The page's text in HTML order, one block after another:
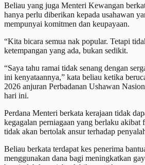
Beliau yang juga Menteri Kewangan
hanya perlu diberikan kepada usahawan
mempunyai komitmen dan keupayaan.
“Kita bicara semua nak popular. Tetapi
ketempangan yang ada, bukan sedikit.
“Saya tahu ramai tidak senang dengan
ini kenyataannya,” kata beliau ketika
2026 anjuran Perbadanan Ushawan
hari ini.
Perdana Menteri berkata kerajaan tidak
kegagalan perniagaan yang berlaku akibat
tidak akan bertolak ansur terhadap
Beliau berkata terdapat kes penerima
menggunakan dana bagi meningkatkan